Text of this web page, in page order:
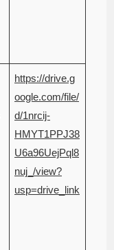
https://drive.g
oogle.com/file/
d/1nrcij-
HMYT1PPJ38
U6a96UejPql8
nuj_/view?
usp=drive_link